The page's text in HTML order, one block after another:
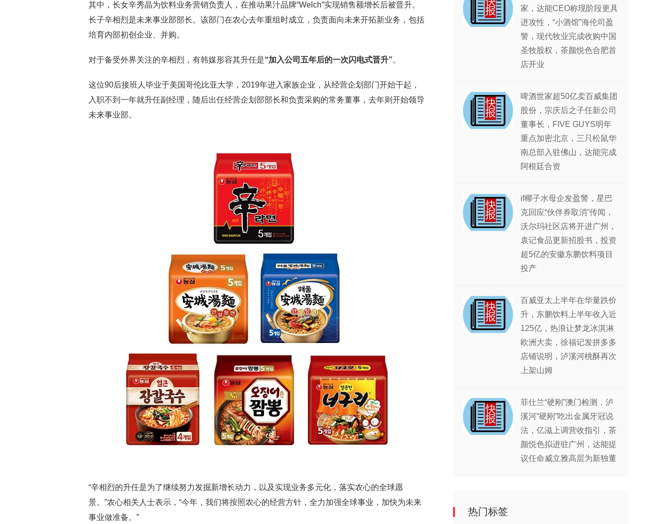
其中，长女辛秀晶为饮料业务营销负责人，在推动果汁品牌“Welch”实现销售额增长后被晋升。
长子辛相烈是未来事业部部长。该部门在农心去年重组时成立，负责面向未来开拓新业务，包括
培育内部初创企业、并购。
对于备受外界关注的辛相烈，有韩媒形容其升任是“加入公司五年后的一次闪电式晋升”。
这位90后接班人毕业于美国哥伦比亚大学，2019年进入家族企业，从经营企划部门开始干起，
入职不到一年就升任副经理，随后出任经营企划部部长和负责采购的常务董事，去年则开始领导
未来事业部。
“辛相烈的升任是为了继续努力发掘新增长动力，以及实现业务多元化，落实农心的全球愿
景。”农心相关人士表示，“今年，我们将按照农心的经营方针，全力加强全球事业，加快为未来
事业做准备。”
家，达能CEO称现阶段更具
进攻性，“小酒馆”海伦司盈
警，现代牧业完成收购中国
圣牧股权，茶颜悦色合肥首
店开业
啤酒世家超50亿卖百威集团
股份，宗庆后之子任新公司
董事长，FIVE GUYS明年
重点加密北京，三只松鼠华
南总部入驻佛山，达能完成
阿根廷合资
if椰子水母企发盈警，星巴
克回应“伙伴券取消”传闻，
沃尔玛社区店将开进广州，
袁记食品更新招股书，投资
超5亿的安徽东鹏饮料项目
投产
百威亚太上半年在华量跌价
升，东鹏饮料上半年收入近
125亿，热浪让梦龙冰淇淋
欧洲大卖，徐福记发拼多多
店铺说明，泸溪河桃酥再次
上架山姆
菲仕兰“硬刚”澳门检测，泸
溪河“硬刚”吃出金属牙冠说
法，亿滋上调营收指引，茶
颜悦色拟进驻广州，达能提
议任命威立雅高层为新独董
热门标签